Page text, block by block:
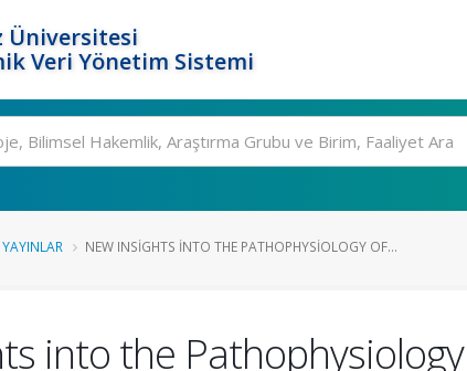
Üniversitesi
Veri Yönetim Sistemi
NEW INSIGHTS INTO THE PATHOPHYSIOLOGY OF...
into the